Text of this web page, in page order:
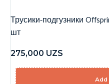
Трусики-подгузники
шт
275,000 UZS
Add